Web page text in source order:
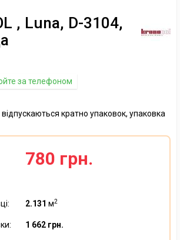
, Luna, D-3104,
за телефоном
відпускаються кратно упаковок, упаковка
780 грн.
2.131 м2
1 662 грн.